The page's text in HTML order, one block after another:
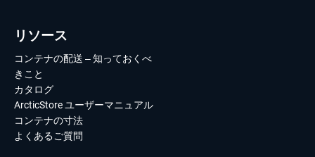
リソース
コンテナの配送 – 知っておくべ
きこと
カタログ
ArcticStore ユーザーマニュアル
コンテナの寸法
よくあるご質問